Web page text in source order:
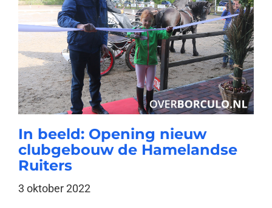
In beeld: Opening nieuw
clubgebouw de Hamelandse
Ruiters
3 oktober 2022